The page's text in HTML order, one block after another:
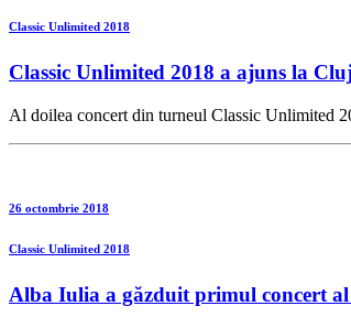
Classic Unlimited 2018
Classic Unlimited 2018 a ajuns la Cluj
Al doilea concert din turneul Classic Unlimited
26 octombrie 2018
Classic Unlimited 2018
Alba Iulia a găzduit primul concert